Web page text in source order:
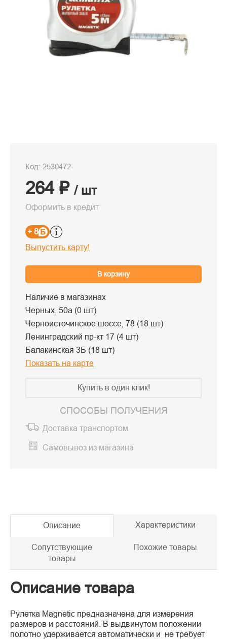
Код: 2530472
264 ₽ / шт
Оформить в кредит
+ 8
Выпустить карту!
В корзину
Наличие в магазинах
Черных, 50а (0 шт)
Черноисточинское шоссе, 78 (18 шт)
Ленинградский пр-кт 17 (4 шт)
Балакинская 3Б (18 шт)
Показать на карте
Купить в один клик!
СПОСОБЫ ПОЛУЧЕНИЯ
Доставка транспортом
Самовывоз из магазина
Описание Характеристики
Сопутствующие
товары
Похожие товары
Описание товара
Рулетка Magnetic предназначена для измерения
размеров и расстояний. В выдвинутом положении
полотно удерживается автоматически и не требует